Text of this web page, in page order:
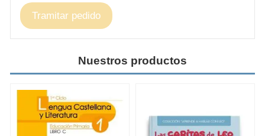
Tramitar pedido
Nuestros productos